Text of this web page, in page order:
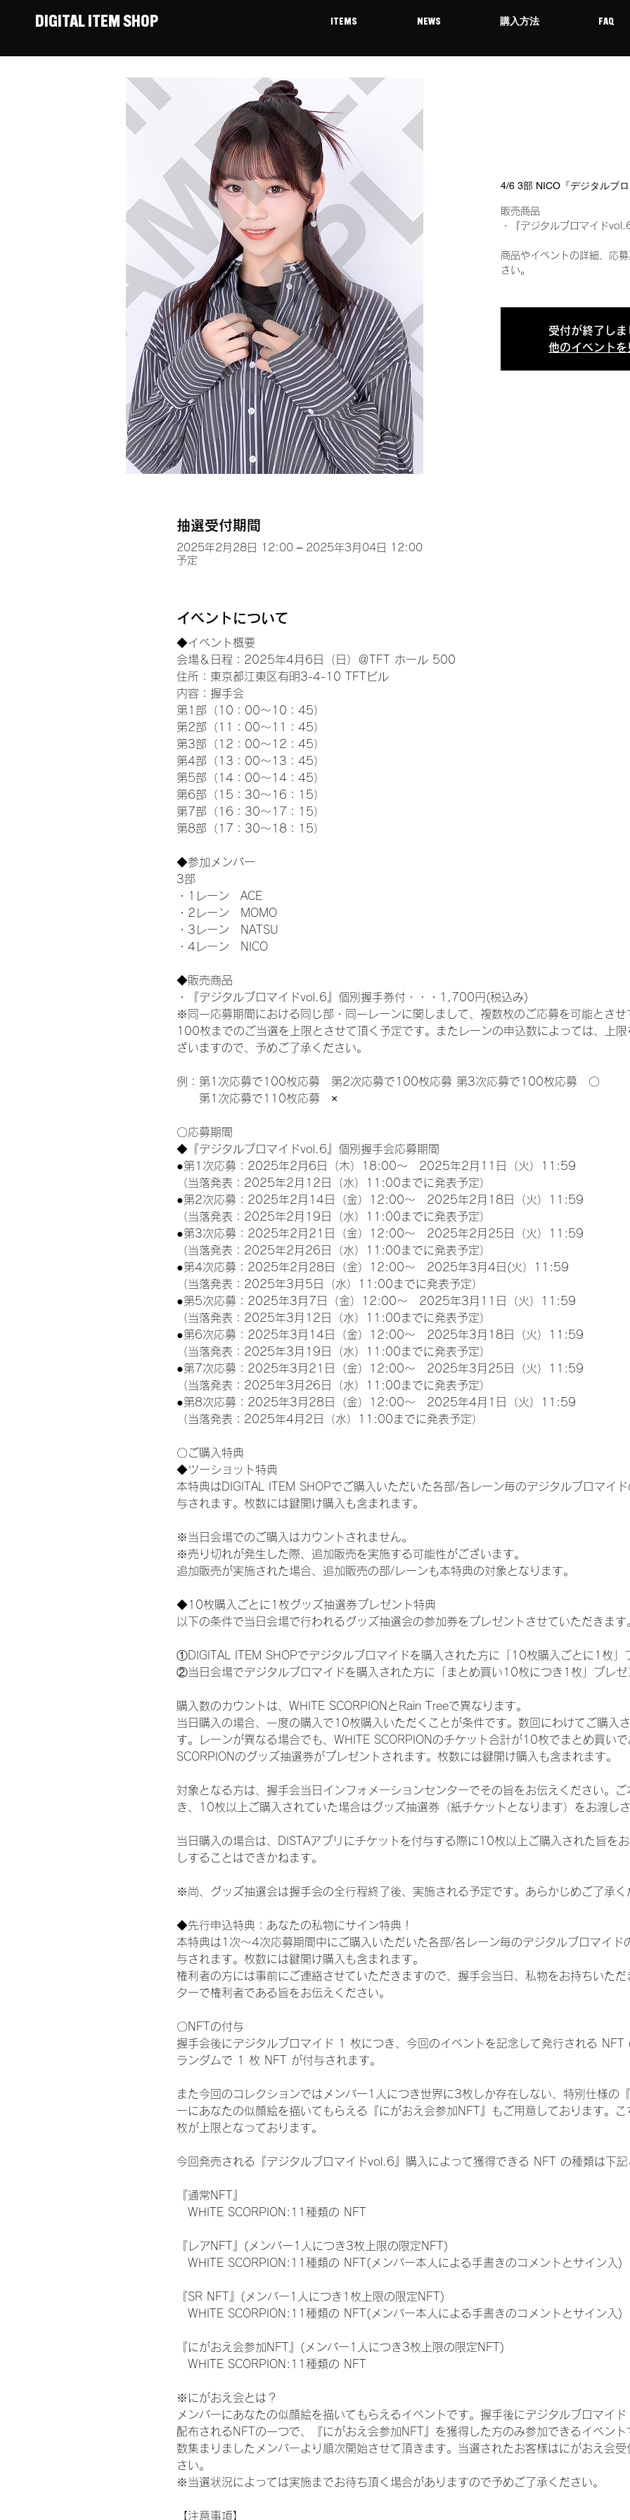
DIGITAL ITEM SHOP ITEMS NEWS 購入方法 FAQ
4/6 3部 NICO『デジタルブ
販売商品
・『デジタルブロマイド
商品やイベントの詳細、応
さい。
受付が終了しま
他のイベントを
抽選受付期間
2025年2月28日 12:00 – 2025年3月04日 12:00
予定
イベントについて
◆イベント概要
会場＆日程：2025年4月6日（日）＠TFT ホール 500
住所：東京都江東区有明3-4-10 TFTビル
内容：握手会
第1部（10：00～10：45）
第2部（11：00～11：45）
第3部（12：00～12：45）
第4部（13：00～13：45）
第5部（14：00～14：45）
第6部（15：30～16：15）
第7部（16：30～17：15）
第8部（17：30～18：15）
◆参加メンバー
3部
・1レーン　ACE
・2レーン　MOMO
・3レーン　NATSU
・4レーン　NICO
◆販売商品
・『デジタルブロマイドvol.6』個別握手券付・・・1,700円(税込み)
※同一応募期間における同じ部・同一レーンに関しまして、複数枚のご応募を可能とさ
100枚までのご当選を上限とさせて頂く予定です。またレーンの申込数によっては、上
ざいますので、予めご了承ください。
例：第1次応募で100枚応募　第2次応募で100枚応募 第3次応募で100枚応募　〇
第1次応募で110枚応募　×
〇応募期間
◆『デジタルブロマイドvol.6』個別握手会応募期間
●第1次応募：2025年2月6日（木）18:00～　2025年2月11日（火）11:59
（当落発表：2025年2月12日（水）11:00までに発表予定）
●第2次応募：2025年2月14日（金）12:00～　2025年2月18日（火）11:59
（当落発表：2025年2月19日（水）11:00までに発表予定）
●第3次応募：2025年2月21日（金）12:00～　2025年2月25日（火）11:59
（当落発表：2025年2月26日（水）11:00までに発表予定）
●第4次応募：2025年2月28日（金）12:00～　2025年3月4日(火）11:59
（当落発表：2025年3月5日（水）11:00までに発表予定）
●第5次応募：2025年3月7日（金）12:00～　2025年3月11日（火）11:59
（当落発表：2025年3月12日（水）11:00までに発表予定）
●第6次応募：2025年3月14日（金）12:00～　2025年3月18日（火）11:59
（当落発表：2025年3月19日（水）11:00までに発表予定）
●第7次応募：2025年3月21日（金）12:00～　2025年3月25日（火）11:59
（当落発表：2025年3月26日（水）11:00までに発表予定）
●第8次応募：2025年3月28日（金）12:00～　2025年4月1日（火）11:59
（当落発表：2025年4月2日（水）11:00までに発表予定）
〇ご購入特典
◆ツーショット特典
本特典はDIGITAL ITEM SHOPでご購入いただいた各部/各レーン毎のデジタルブロマイ
与されます。枚数には鍵開け購入も含まれます。
※当日会場でのご購入はカウントされません。
※売り切れが発生した際、追加販売を実施する可能性がございます。
追加販売が実施された場合、追加販売の部/レーンも本特典の対象となります。
◆10枚購入ごとに1枚グッズ抽選券プレゼント特典
以下の条件で当日会場で行われるグッズ抽選会の参加券をプレゼントさせていただきます
①DIGITAL ITEM SHOPでデジタルブロマイドを購入された方に「10枚購入ごとに1枚」
②当日会場でデジタルブロマイドを購入された方に「まとめ買い10枚につき1枚」プレゼ
購入数のカウントは、WHITE SCORPIONとRain Treeで異なります。
当日購入の場合、一度の購入で10枚購入いただくことが条件です。数回にわけてご購入
す。レーンが異なる場合でも、WHITE SCORPIONのチケット合計が10枚でまとめ買い
SCORPIONのグッズ抽選券がプレゼントされます。枚数には鍵開け購入も含まれます。
対象となる方は、握手会当日インフォメーションセンターでその旨をお伝えください。
き、10枚以上ご購入されていた場合はグッズ抽選券（紙チケットとなります）をお渡しさ
当日購入の場合は、DISTAアプリにチケットを付与する際に10枚以上ご購入された旨を
しすることはできかねます。
※尚、グッズ抽選会は握手会の全行程終了後、実施される予定です。あらかじめご了承く
◆先行申込特典：あなたの私物にサイン特典！
本特典は1次〜4次応募期間中にご購入いただいた各部/各レーン毎のデジタルブロマイド
与されます。枚数には鍵開け購入も含まれます。
権利者の方には事前にご連絡させていただきますので、握手会当日、私物をお持ちいた
ターで権利者である旨をお伝えください。
〇NFTの付与
握手会後にデジタルブロマイド 1 枚につき、今回のイベントを記念して発行される NFT
ランダムで 1 枚 NFT が付与されます。
また今回のコレクションではメンバー1人につき世界に3枚しか存在しない、特別仕様の
ーにあなたの似顔絵を描いてもらえる『にがおえ会参加NFT』もご用意しております。
枚が上限となっております。
今回発売される『デジタルブロマイドvol.6』購入によって獲得できる NFT の種類は下記
『通常NFT』
WHITE SCORPION:11種類の NFT
『レアNFT』(メンバー1人につき3枚上限の限定NFT)
WHITE SCORPION:11種類の NFT(メンバー本人による手書きのコメントとサイン入)
『SR NFT』(メンバー1人につき1枚上限の限定NFT)
WHITE SCORPION:11種類の NFT(メンバー本人による手書きのコメントとサイン入)
『にがおえ会参加NFT』(メンバー1人につき3枚上限の限定NFT)
WHITE SCORPION:11種類の NFT
※にがおえ会とは？
メンバーにあなたの似顔絵を描いてもらえるイベントです。握手後にデジタルブロマイ
配布されるNFTの一つで、『にがおえ会参加NFT』を獲得した方のみ参加できるイベン
数集まりましたメンバーより順次開始させて頂きます。当選されたお客様はにがおえ会
さい。
※当選状況によっては実施までお待ち頂く場合がありますので予めご了承ください。
【注意事項】